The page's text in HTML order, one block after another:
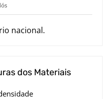
nacional.
dos Materiais